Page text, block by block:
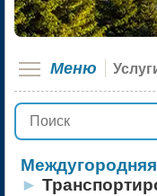
Меню
►